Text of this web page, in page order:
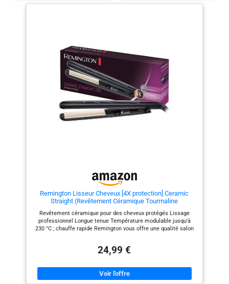
185°C Sécurité avec verrouillage
câble autour de l'appareil
Essuyez toutes les surfaces
avec un chiffon humide.
N'utilisez pas de produits de
nettoyage ou de solvants
agressifs ou abrasifs
Dimensions de la plaque : 11 x 3
cm
au revêtement titane glissent
Chaque Besoin – Doté de 5
niveaux de température, de
150°C à 230°C, le lisseur vapeur
Titanium s’adapte à tous les
types de cheveux. L’écran digital
permet un réglage précis et
rapide de la chaleur pour une
coiffure réussie ! Peigne Latéral
Amovible Intégré – Le peigne
au Service de Vos Cheveux -
de coiffure innovants,
performants et accessibles.
Notre mission : sublimer
chaque type de cheveu grâce à
des outils pensés pour allier
style, technologie et soin au
Remington Lisseur Cheveux [4X protection] Ceramic
Straight (Revêtement Céramique Tourmaline
Antistatique & Glisse facile, chaleur homogène &
Brillance) Fer à Lisser S3500
Revêtement céramique pour des cheveux protégés Lissage
professionnel Longue tenue Température modulable jusqu'à
230 °C ; chauffe rapide Remington vous offre une qualité salon
24,99 €